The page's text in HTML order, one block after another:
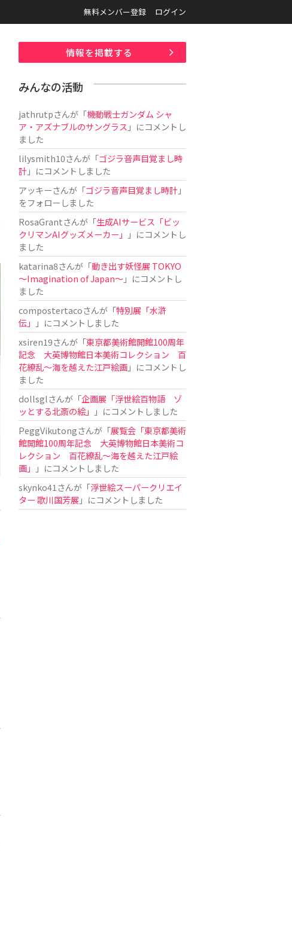
無料メンバー登録 ログイン
情報を掲載する
みんなの活動
jathrutpさんが「機動戦士ガンダム シャ
ア・アズナブルのサングラス 」にコメントし
ました
lilysmith10さんが「ゴジラ音声目覚まし時
計」にコメントしました
アッキーさんが「ゴジラ音声目覚まし時計」
をフォローしました
RosaGrantさんが「生成AIサービス「ビッ
クリマンAIグッズメーカー」
」にコメントし
ました
katarina8さんが「動き出す妖怪展 TOKYO
〜Imagination of Japan〜」にコメントし
ました
compostertacoさんが「特別展「水滸
伝」
」にコメントしました
xsiren19さんが「東京都美術館開館100周年
記念 大英博物館日本美術コレクション 百
花繚乱～海を越えた江戸絵画」にコメントし
ました
dollsglさんが「企画展「浮世絵百物語 ゾ
ッとする北斎の絵」
」にコメントしました
PeggVikutongさんが「展覧会「東京都美術
館開館100周年記念 大英博物館日本美術コ
レクション 百花繚乱〜海を越えた江戸絵
画」
」にコメントしました
skynko41 さんが「浮世絵スーパークリエイ
ター 歌川国芳展 」にコメントしました